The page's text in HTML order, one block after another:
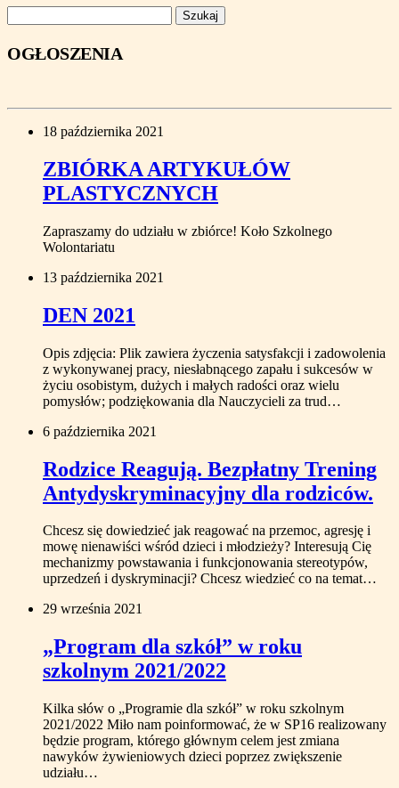
OGŁOSZENIA
18 października 2021
ZBIÓRKA ARTYKUŁÓW
PLASTYCZNYCH
Zapraszamy do udziału w zbiórce! Koło Szkolnego
Wolontariatu
13 października 2021
DEN 2021
Opis zdjęcia: Plik zawiera życzenia satysfakcji i zadowolenia
z wykonywanej pracy, niesłabnącego zapału i sukcesów w
życiu osobistym, dużych i małych radości oraz wielu
pomysłów; podziękowania dla Nauczycieli za trud…
6 października 2021
Rodzice Reagują. Bezpłatny Trening
Antydyskryminacyjny dla rodziców.
Chcesz się dowiedzieć jak reagować na przemoc, agresję i
mowę nienawiści wśród dzieci i młodzieży? Interesują Cię
mechanizmy powstawania i funkcjonowania stereotypów,
uprzedzeń i dyskryminacji? Chcesz wiedzieć co na temat…
29 września 2021
„Program dla szkół” w roku
szkolnym 2021/2022
Kilka słów o „Programie dla szkół” w roku szkolnym
2021/2022 Miło nam poinformować, że w SP16 realizowany
będzie program, którego głównym celem jest zmiana
nawyków żywieniowych dzieci poprzez zwiększenie
udziału…